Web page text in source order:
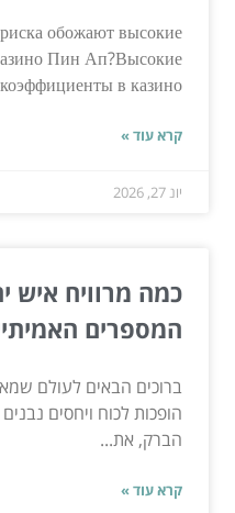
обожают высокие
Пин Ап?Высокие
коэффициенты в казино...
קרא עוד »
יונ 27, 2026
המספרים
ברוכים הבאים לעולם
הופכות לכוח ויחסים
הברק, את...
קרא עוד »